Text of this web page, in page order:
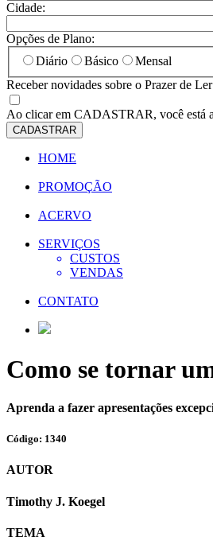
Cidade:
Opções de Plano:
Diário
Básico
Mensal
Receber novidades sobre o Prazer de
Ao clicar em CADASTRAR, você está
CADASTRAR
HOME
PROMOÇÃO
ACERVO
SERVIÇOS
CUSTOS
VENDAS
CONTATO
Como se tornar
Aprenda a fazer apresentações
Código: 1340
AUTOR
Timothy J. Koegel
TEMA